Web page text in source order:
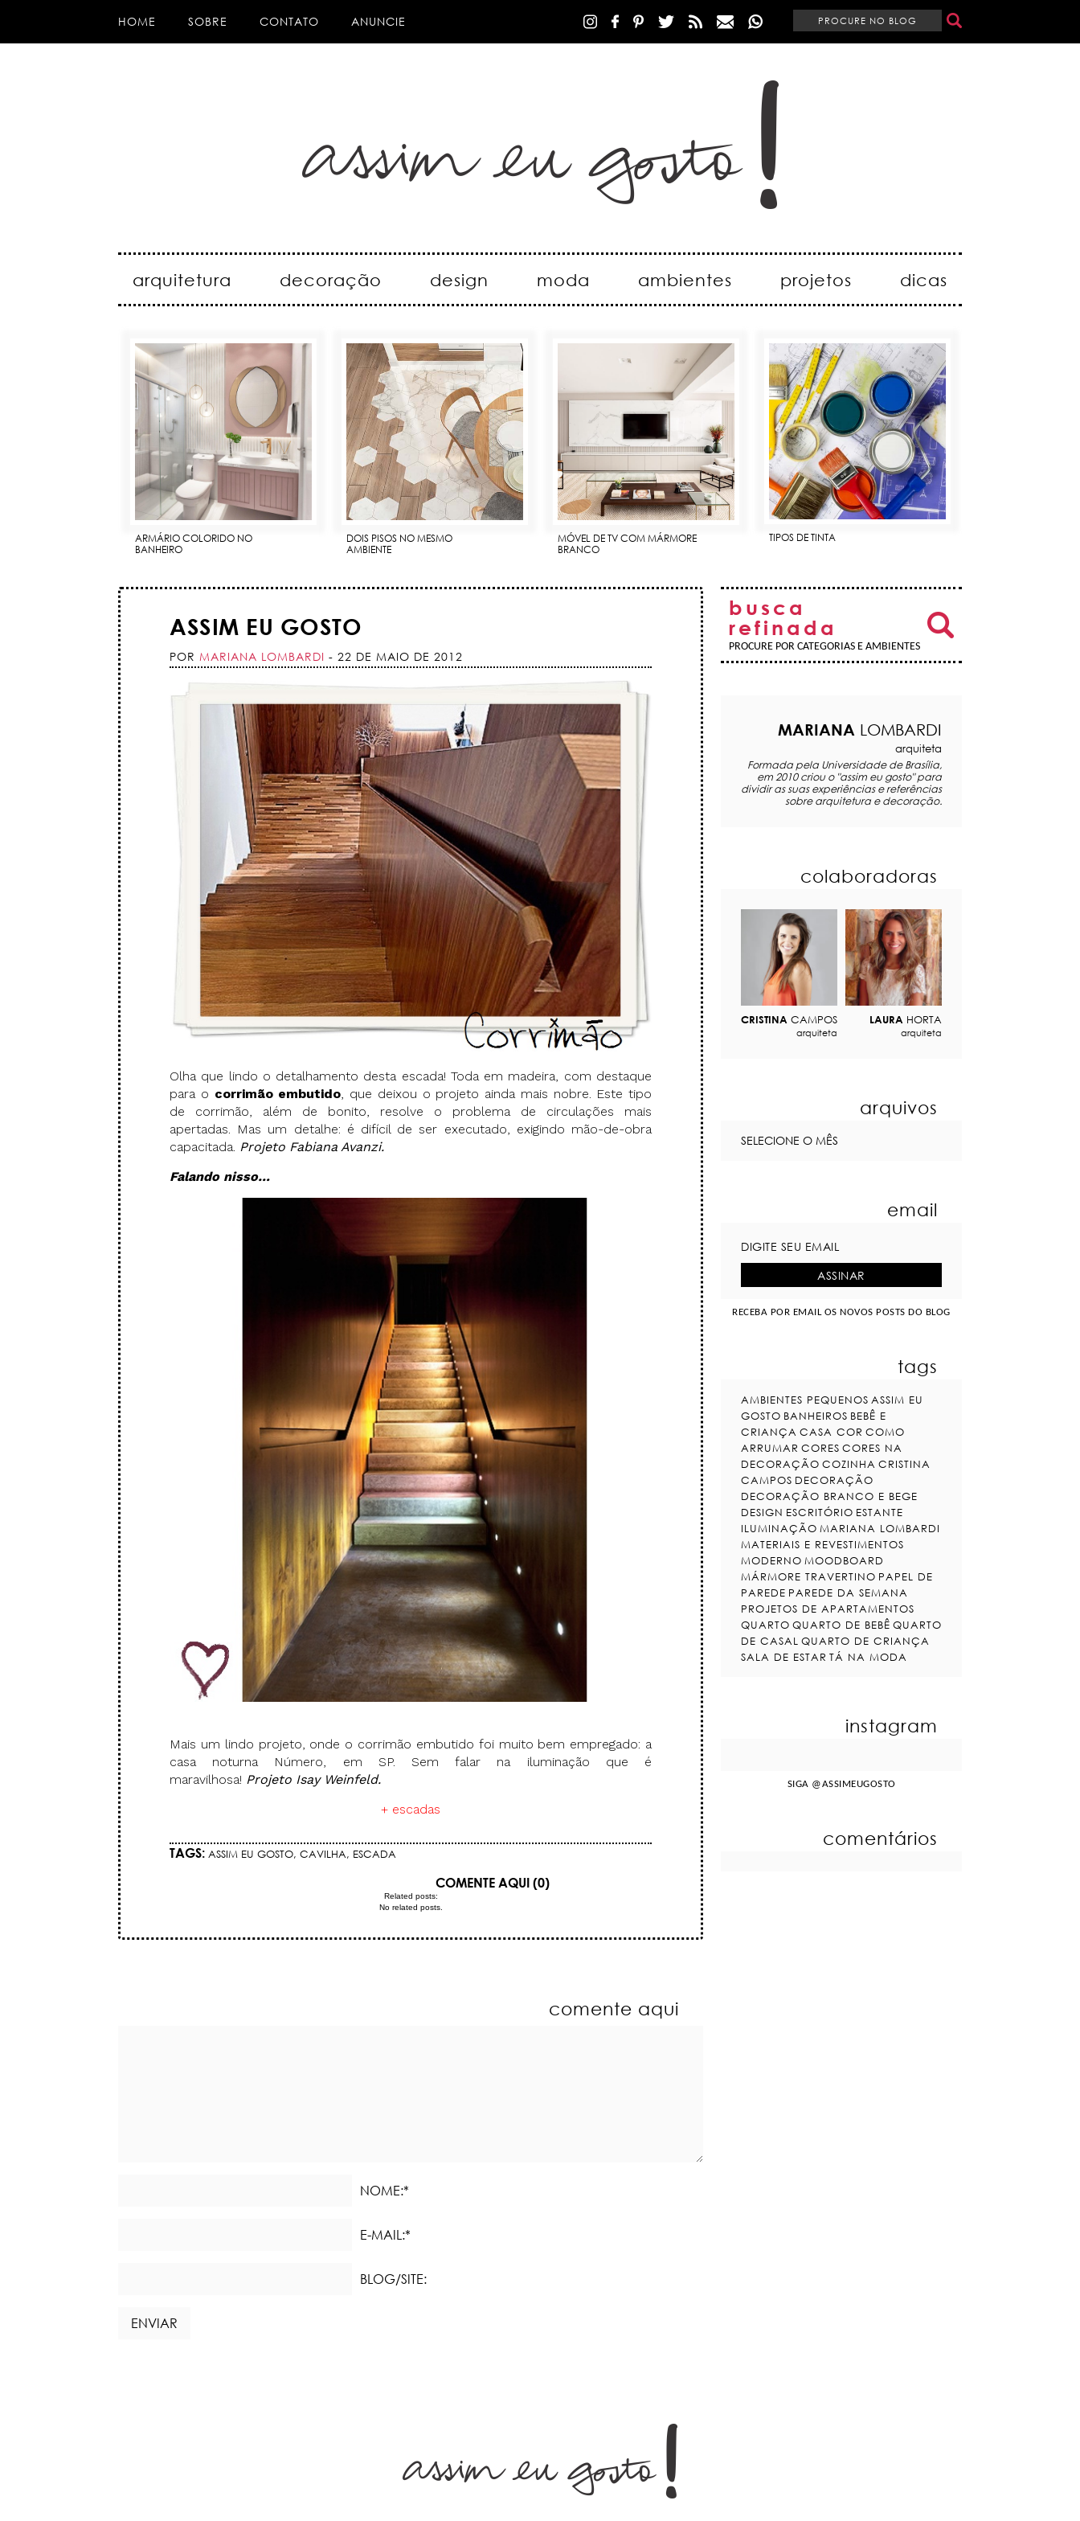
HOME SOBRE CONTATO ANUNCIE
arquitetura decoração design moda ambientes projetos dicas
ARMÁRIO COLORIDO NO
BANHEIRO
DOIS PISOS NO MESMO
AMBIENTE
MÓVEL DE TV COM MÁRMORE
BRANCO
TIPOS DE TINTA
ASSIM EU GOSTO
POR MARIANA LOMBARDI - 22 DE MAIO DE 2012
Olha que lindo o detalhamento desta escada! Toda em madeira, com destaque
para o corrimão embutido, que deixou o projeto ainda mais nobre. Este tipo
de corrimão, além de bonito, resolve o problema de circulações mais
apertadas. Mas um detalhe: é difícil de ser executado, exigindo mão-de-obra
capacitada. Projeto Fabiana Avanzi.
Falando nisso…
Mais um lindo projeto, onde o corrimão embutido foi muito bem empregado: a
casa noturna Número, em SP. Sem falar na iluminação que é
maravilhosa! Projeto Isay Weinfeld.
+ escadas
TAGS: ASSIM EU GOSTO, CAVILHA, ESCADA
COMENTE AQUI (0)
Related posts:
No related posts.
comente aqui
NOME:*
E-MAIL:*
BLOG/SITE:
busca
refinada
PROCURE POR CATEGORIAS E AMBIENTES
MARIANA LOMBARDI
arquiteta
Formada pela Universidade de Brasília,
em 2010 criou o "assim eu gosto" para
dividir as suas experiências e referências
sobre arquitetura e decoração.
colaboradoras
CRISTINA CAMPOS
arquiteta
LAURA HORTA
arquiteta
arquivos
email
RECEBA POR EMAIL OS NOVOS POSTS DO BLOG
tags
AMBIENTES PEQUENOS ASSIM EU
GOSTO BANHEIROS BEBÊ E
CRIANÇA CASA COR COMO
ARRUMAR CORES CORES NA
DECORAÇÃO COZINHA CRISTINA
CAMPOS DECORAÇÃO
DECORAÇÃO BRANCO E BEGE
DESIGN ESCRITÓRIO ESTANTE
ILUMINAÇÃO MARIANA LOMBARDI
MATERIAIS E REVESTIMENTOS
MODERNO MOODBOARD
MÁRMORE TRAVERTINO PAPEL DE
PAREDE PAREDE DA SEMANA
PROJETOS DE APARTAMENTOS
QUARTO QUARTO DE BEBÊ QUARTO
DE CASAL QUARTO DE CRIANÇA
SALA DE ESTAR TÁ NA MODA
instagram
SIGA @ASSIMEUGOSTO
comentários